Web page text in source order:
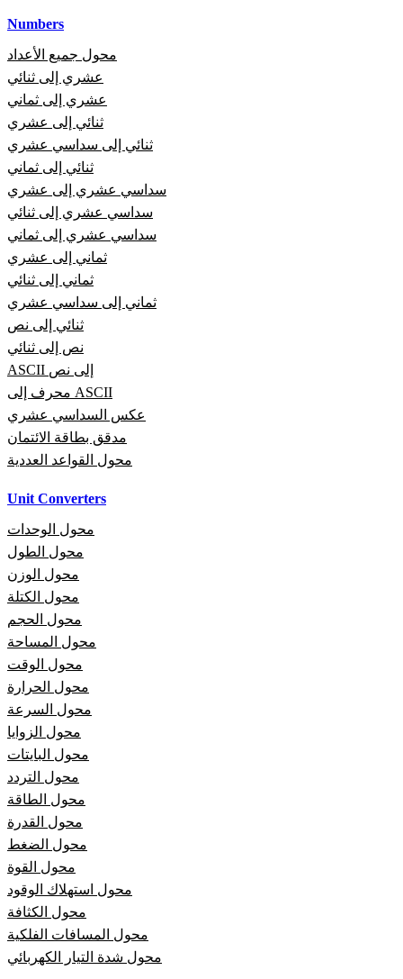
Numbers
محول جميع الأعداد
عشري إلى ثنائي
عشري إلى ثماني
ثنائي إلى عشري
ثنائي إلى سداسي عشري
ثنائي إلى ثماني
سداسي عشري إلى عشري
سداسي عشري إلى ثنائي
سداسي عشري إلى ثماني
ثماني إلى عشري
ثماني إلى ثنائي
ثماني إلى سداسي عشري
ثنائي إلى نص
نص إلى ثنائي
ASCII إلى نص
محرف إلى ASCII
عكس السداسي عشري
مدقق بطاقة الائتمان
محول القواعد العددية
Unit Converters
محول الوحدات
محول الطول
محول الوزن
محول الكتلة
محول الحجم
محول المساحة
محول الوقت
محول الحرارة
محول السرعة
محول الزوايا
محول البايتات
محول التردد
محول الطاقة
محول القدرة
محول الضغط
محول القوة
محول استهلاك الوقود
محول الكثافة
محول المسافات الفلكية
محول شدة التيار الكهربائي